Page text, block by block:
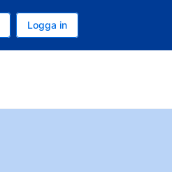
Logga in